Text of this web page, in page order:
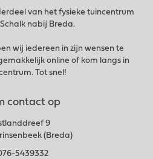
van het fysieke tuincentrum
nabij Breda.
wij iedereen in zijn wensen te
online of kom langs in
Tot snel!
contact op
9
(Breda)
5439332